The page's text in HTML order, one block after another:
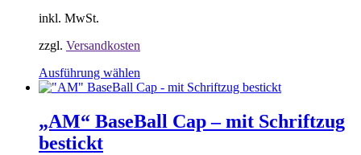
inkl. MwSt.
zzgl. Versandkosten
Ausführung wählen
Produkt
mehrere
Varianten
„AM“ BaseBall Cap – mit Schriftzug
bestickt